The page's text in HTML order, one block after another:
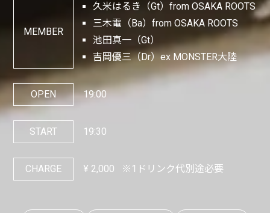
MEMBER
久米はるき（Gt）from OSAKA ROOTS
三木電（Ba）from OSAKA ROOTS
池田真一（Gt）
吉岡優三（Dr）ex MONSTER大陸
OPEN 19:00
START 19:30
CHARGE ¥ 2,000 ※1ドリンク代別途必要